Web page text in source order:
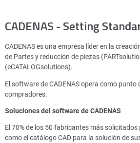
CADENAS - Setting
CADENAS es una empresa líder en la
de Partes y reducción de piezas
(eCATALOGsolutions).
El software de CADENAS opera como
compradores.
Soluciones del software de CADENAS
El 70% de los 50 fabricantes más
como el catálogo CAD para la solución de